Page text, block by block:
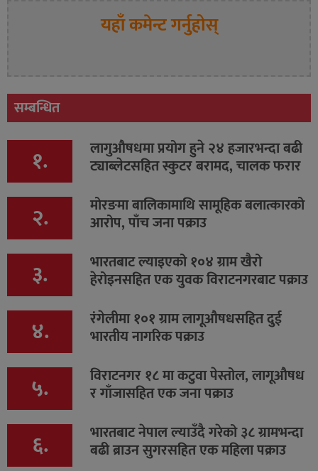
यहाँ कमेन्ट गर्नुहोस्
सम्बन्धित
१. लागुऔषधमा प्रयोग हुने २४ हजारभन्दा बढी
ट्याब्लेटसहित स्कुटर बरामद, चालक फरार
२. मोरङमा बालिकामाथि सामूहिक बलात्कारको
आरोप, पाँच जना पक्राउ
३. भारतबाट ल्याइएको १०४ ग्राम खैरो
हेरोइनसहित एक युवक विराटनगरबाट पक्राउ
४. रंगेलीमा १०१ ग्राम लागूऔषधसहित दुई
भारतीय नागरिक पक्राउ
५. विराटनगर १८ मा कटुवा पेस्तोल, लागूऔषध
र गाँजासहित एक जना पक्राउ
६. भारतबाट नेपाल ल्याउँदै गरेको ३८ ग्रामभन्दा
बढी ब्राउन सुगरसहित एक महिला पक्राउ